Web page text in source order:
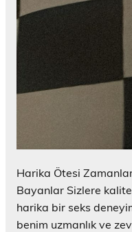
Harika Ötesi
Bayanlar Sizlere
harika bir seks
benim uzmanlık ve